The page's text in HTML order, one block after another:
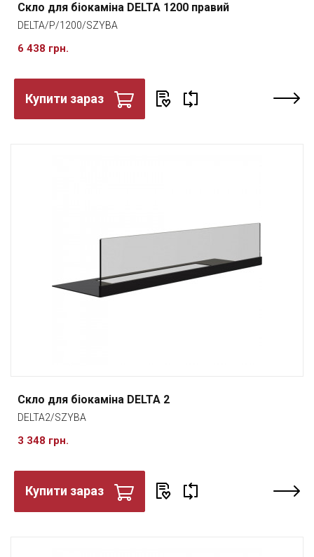
Скло для біокаміна DELTA 1200 правий
DELTA/P/1200/SZYBA
6 438 грн.
Купити зараз
Скло для біокаміна DELTA 2
DELTA2/SZYBA
3 348 грн.
Купити зараз